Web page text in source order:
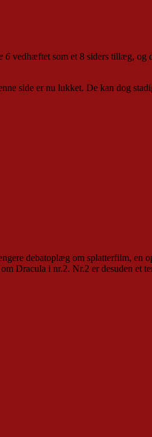
6 vedhæftet som et 8 siders tillæg, og
side er nu lukket. De kan dog
debatoplæg om splatterfilm, en
Dracula i nr.2. Nr.2 er desuden et